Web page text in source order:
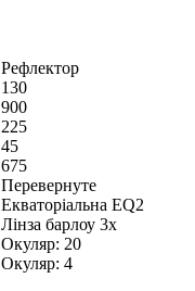
Рефлектор
130
900
225
45
675
Перевернуте
Екваторіальна EQ2
Лінза барлоу 3х
Окуляр: 20
Окуляр: 4